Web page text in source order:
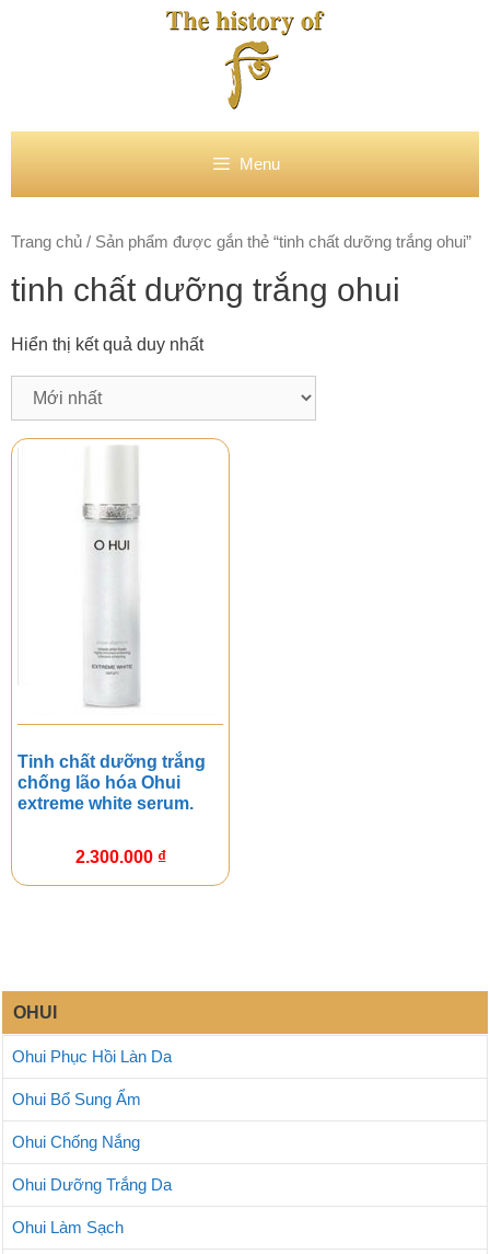
Menu
Trang chủ / Sản phẩm được gắn thẻ “tinh chất dưỡng trắng ohui”
tinh chất dưỡng trắng ohui
Hiển thị kết quả duy nhất
Tinh chất dưỡng trắng
chống lão hóa Ohui
extreme white serum.
2.300.000 ₫
OHUI
Ohui Phục Hồi Làn Da
Ohui Bổ Sung Ẩm
Ohui Chống Nắng
Ohui Dưỡng Trắng Da
Ohui Làm Sạch